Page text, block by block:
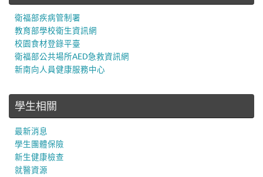
衛福部疾病管制署
教育部學校衛生資訊網
校園食材登錄平臺
衛福部公共場所AED急救資訊網
新南向人員健康服務中心
學生相關
最新消息
學生團體保險
新生健康檢查
就醫資源